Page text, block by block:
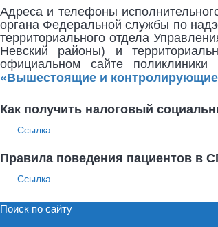
Адреса и телефоны
органа Федеральной службы по
территориального отдела
Невский районы) и
официальном сайте поликлиники
«Вышестоящие и
Как получить налоговый
Ссылка
Правила поведения пациентов в
Ссылка
Поиск по сайту